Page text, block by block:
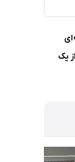
یک